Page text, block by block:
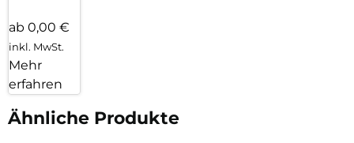
ab 0,00 €
inkl. MwSt.
Mehr
erfahren
Ähnliche Produkte